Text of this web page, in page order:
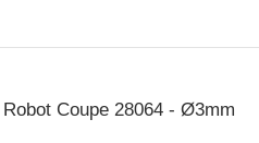
Coupe 28064 - Ø3mm